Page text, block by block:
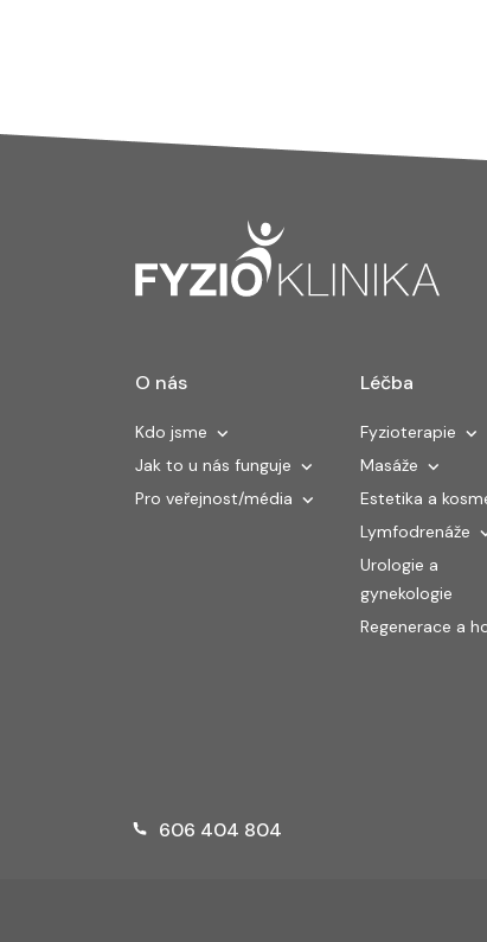
O nás
Kdo jsme
Jak to u nás funguje
Pro veřejnost/média
Léčba
Fyzioterapie
Masáže
Estetika a
Lymfodrenáže
Urologie a
gynekologie
Regenerace a
606 404 804